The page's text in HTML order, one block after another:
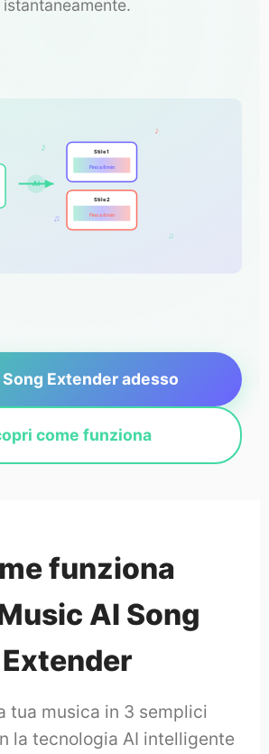
istantaneamente.
AI
Stile 1
Fino a 8 min
Stile 2
Fino a 8 min
♪
♫
♪
♫
Song Extender adesso
come funziona
funziona
AI Song
Extender
tua musica in 3 semplici
la tecnologia AI intelligente